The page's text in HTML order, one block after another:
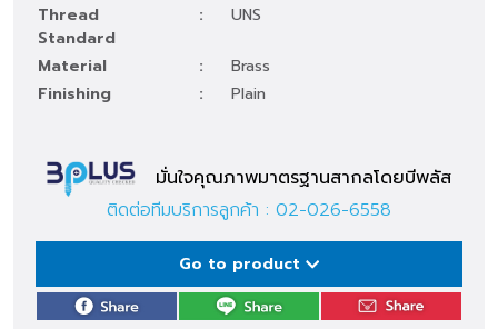
Thread
Standard
: UNS
Material :
Brass
Finishing
: Plain
มั่นใจคุณภาพมาตรฐานสากลโดยบีพลัส
ติดต่อทีมบริการลูกค้า : 02-026-6558
Go to product